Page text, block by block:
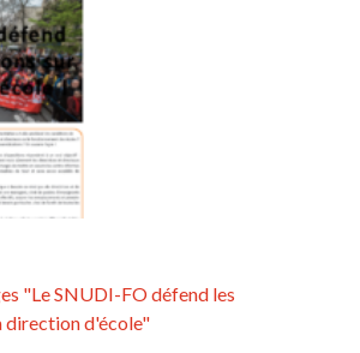
"Le SNUDI-FO défend les
direction d'école"